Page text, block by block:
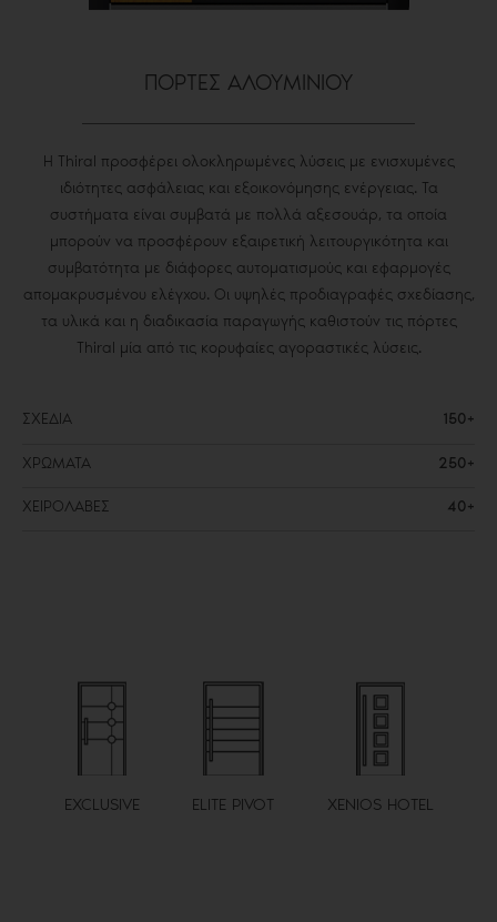
ΠΟΡΤΕΣ ΑΛΟΥΜΙΝΙΟΥ
Η Thiral προσφέρει ολοκληρωμένες λύσεις με ενισχυμένες
ιδιότητες ασφάλειας και εξοικονόμησης ενέργειας. Τα
συστήματα είναι συμβατά με πολλά αξεσουάρ, τα οποία
μπορούν να προσφέρουν εξαιρετική λειτουργικότητα και
συμβατότητα με διάφορες αυτοματισμούς και εφαρμογές
απομακρυσμένου ελέγχου. Οι υψηλές προδιαγραφές σχεδίασης,
τα υλικά και η διαδικασία παραγωγής καθιστούν τις πόρτες
Thiral μία από τις κορυφαίες αγοραστικές λύσεις.
ΣΧΕΔΙΑ 150+
ΧΡΩΜΑΤΑ 250+
ΧΕΙΡΟΛΑΒΕΣ 40+
EXCLUSIVE ELITE PIVOT XENIOS HOTEL